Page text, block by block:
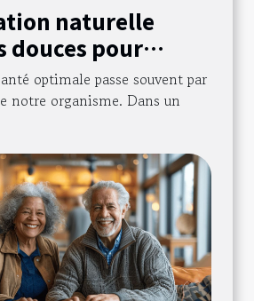
naturelle
douces pour
organisme
optimale passe souvent par
notre organisme. Dans un